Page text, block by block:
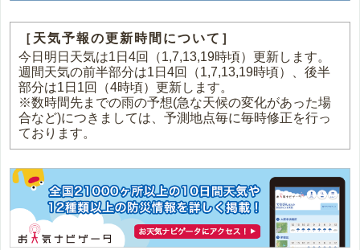
［天気予報の更新時間について］
今日明日天気は1日4回（1,7,13,19時頃）更新します。
週間天気の前半部分は1日4回（1,7,13,19時頃）、後半
部分は1日1回（4時頃）更新します。
※数時間先までの雨の予想(急な天候の変化があった場
合など)につきましては、予測地点毎に毎時修正を行っ
ております。